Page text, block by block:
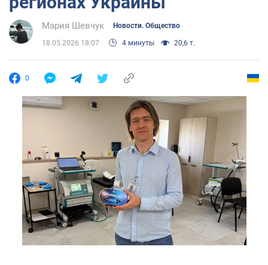
Мария Шевчук Новости. Общество
18.05.2026 18:07 4 минуты 20,6 т.
0